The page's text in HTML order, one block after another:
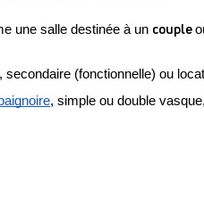
une salle destinée à un couple
(fonctionnelle) ou
, simple ou double